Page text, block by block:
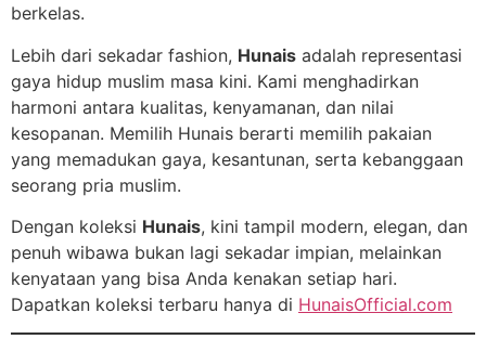
berkelas.
Lebih dari sekadar fashion, Hunais adalah representasi
gaya hidup muslim masa kini. Kami menghadirkan
harmoni antara kualitas, kenyamanan, dan nilai
kesopanan. Memilih Hunais berarti memilih pakaian
yang memadukan gaya, kesantunan, serta kebanggaan
seorang pria muslim.
Dengan koleksi Hunais, kini tampil modern, elegan, dan
penuh wibawa bukan lagi sekadar impian, melainkan
kenyataan yang bisa Anda kenakan setiap hari.
Dapatkan koleksi terbaru hanya di HunaisOfficial.com